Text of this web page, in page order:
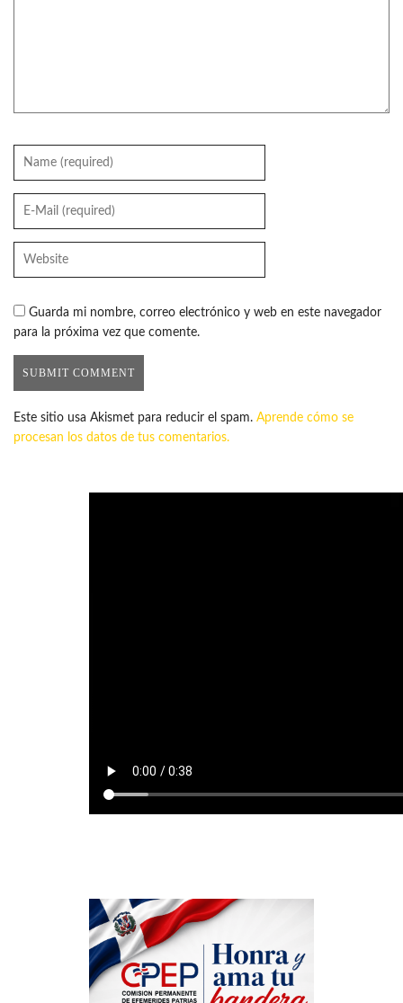
Guarda mi nombre, correo electrónico y web en este navegador
para la próxima vez que comente.
Este sitio usa Akismet para reducir el spam. Aprende cómo se
procesan los datos de tus comentarios.